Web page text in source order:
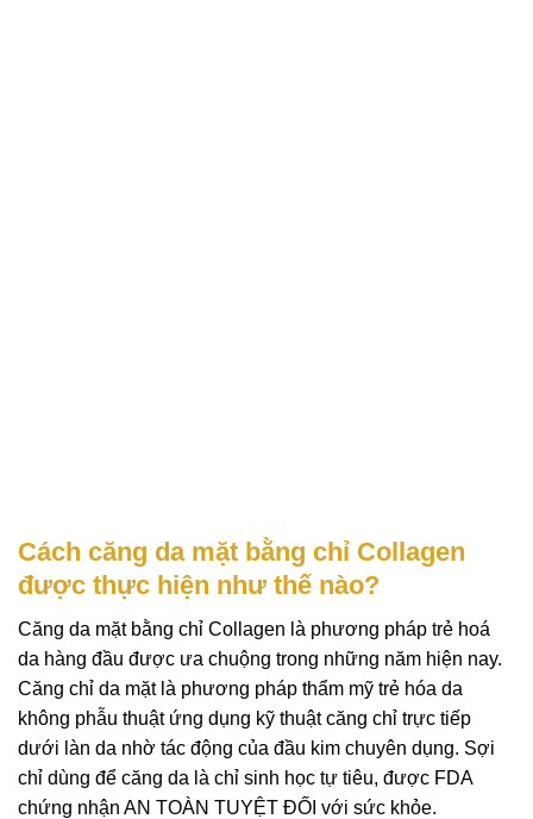
Cách căng da mặt bằng chỉ Collagen
được thực hiện như thế nào?
Căng da mặt bằng chỉ Collagen là phương pháp trẻ hoá
da hàng đầu được ưa chuộng trong những năm hiện nay.
Căng chỉ da mặt là phương pháp thẩm mỹ trẻ hóa da
không phẫu thuật ứng dụng kỹ thuật căng chỉ trực tiếp
dưới làn da nhờ tác động của đầu kim chuyên dụng. Sợi
chỉ dùng để căng da là chỉ sinh học tự tiêu, được FDA
chứng nhận AN TOÀN TUYỆT ĐỐI với sức khỏe.